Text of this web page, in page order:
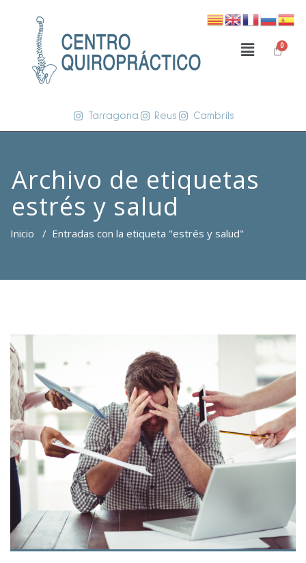
Tarragona Reus Cambrils
Archivo de etiquetas
estrés y salud
Inicio / Entradas con la etiqueta "estrés y salud"